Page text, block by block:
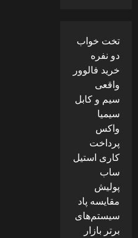
تخت خواب
دو نفره
خرید فالوور
واقعی
سیم و کابل
سیمیا
واکس
پرداخت
کاری استیل
ساب
پولیش
مقایسه پاد
سیستم‌های
برتر بازار